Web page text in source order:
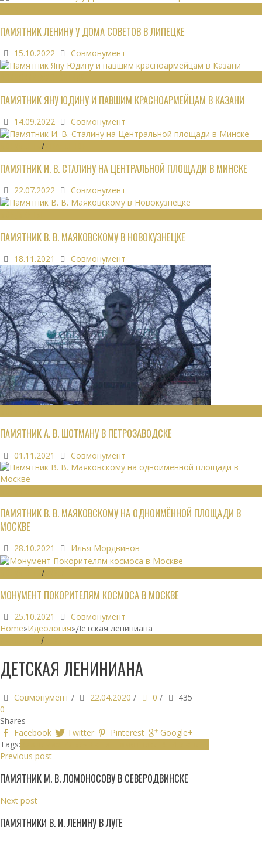
ПАМЯТНИК ЛЕНИНУ У ДОМА СОВЕТОВ В ЛИПЕЦКЕ
15.10.2022 Совмонумент
ПАМЯТНИК ЯНУ ЮДИНУ И ПАВШИМ КРАСНОАРМЕЙЦАМ В КАЗАНИ
14.09.2022 Совмонумент
/
ПАМЯТНИК И. В. СТАЛИНУ НА ЦЕНТРАЛЬНОЙ ПЛОЩАДИ В МИНСКЕ
22.07.2022 Совмонумент
ПАМЯТНИК В. В. МАЯКОВСКОМУ В НОВОКУЗНЕЦКЕ
18.11.2021 Совмонумент
ПАМЯТНИК А. В. ШОТМАНУ В ПЕТРОЗАВОДСКЕ
01.11.2021 Совмонумент
ПАМЯТНИК В. В. МАЯКОВСКОМУ НА ОДНОИМЁННОЙ ПЛОЩАДИ В
МОСКВЕ
28.10.2021 Илья Мордвинов
/
МОНУМЕНТ ПОКОРИТЕЛЯМ КОСМОСА В МОСКВЕ
25.10.2021
Совмонумент
Home»Идеология»Детская лениниана
/
ДЕТСКАЯ ЛЕНИНИАНА
Совмонумент / 22.04.2020 / 0 /
435
0
Shares
Facebook
Twitter Pinterest
Google+
Tags:
Previous post
ПАМЯТНИК М. В. ЛОМОНОСОВУ В СЕВЕРОДВИНСКЕ
Next post
ПАМЯТНИКИ В. И. ЛЕНИНУ В ЛУГЕ